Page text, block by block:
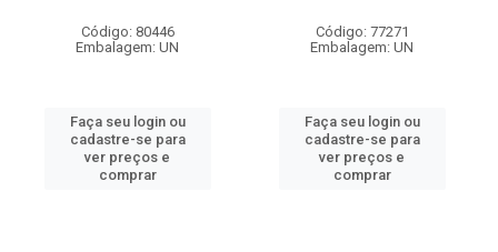
Código: 80446
Embalagem: UN
Faça seu login ou
cadastre-se para
ver preços e
comprar
Código: 77271
Embalagem: UN
Faça seu login ou
cadastre-se para
ver preços e
comprar